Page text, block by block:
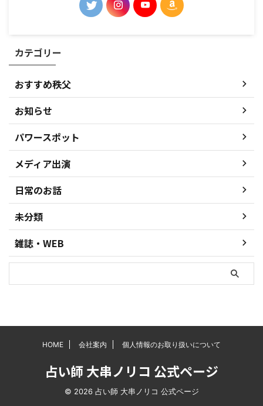
カテゴリー
おすすめ秩父
お知らせ
パワースポット
メディア出演
日常のお話
未分類
雑誌・WEB
HOME 会社案内 個人情報のお取り扱いについて
占い師 大串ノリコ 公式ページ
© 2026 占い師 大串ノリコ 公式ページ